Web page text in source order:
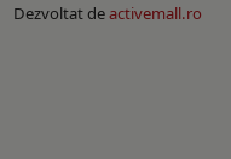
Dezvoltat deactivemall.ro